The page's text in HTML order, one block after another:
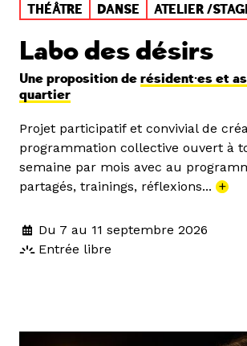
THÉÂTRE DANSE ATELIER /
Labo des désirs
Une proposition de résident·es et
quartier
Projet participatif et convivial de
programmation collective ouvert à
semaine par mois avec au
partagés, trainings, réflexions... +
Du 7 au 11 septembre 2026
Entrée libre